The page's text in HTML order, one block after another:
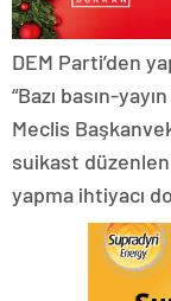
DEM Parti’den
“Bazı basın-
Meclis
suikast
yapma ihtiyacı